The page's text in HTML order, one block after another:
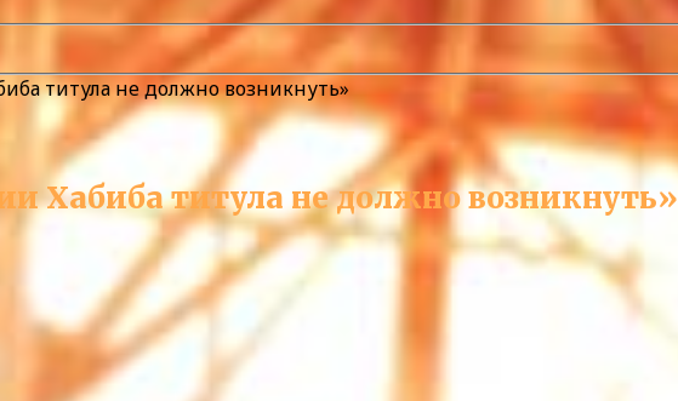
титула не должно возникнуть»
титула не должно возникнуть»